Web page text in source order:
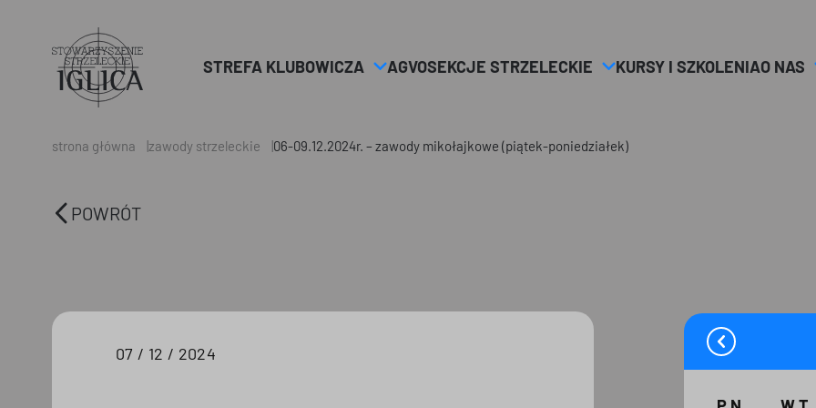
Header
Logo
STREFA KLUBOWICZA AGVOSEKCJE STRZELECKIE KURSY I SZKOLENIAO NAS
strona główna zawody strzeleckie 06-09.12.2024r. – zawody mikołajkowe (piątek-poniedziałek)
POWRÓT
07 / 12 / 2024